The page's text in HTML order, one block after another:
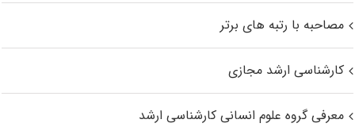
مصاحبه با رتبه های برتر
کارشناسی ارشد مجازی
معرفی گروه علوم انسانی کارشناسی ارشد